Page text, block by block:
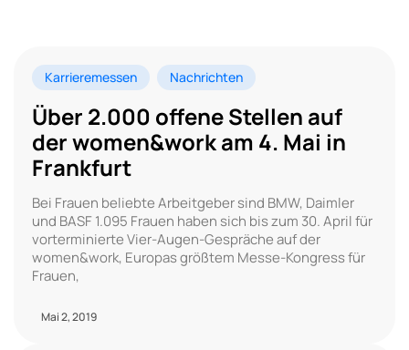
Karrieremessen Nachrichten
Über 2.000 offene Stellen auf
der women&work am 4. Mai in
Frankfurt
Bei Frauen beliebte Arbeitgeber sind BMW, Daimler
und BASF 1.095 Frauen haben sich bis zum 30. April für
vorterminierte Vier-Augen-Gespräche auf der
women&work, Europas größtem Messe-Kongress für
Frauen,
Mai 2, 2019